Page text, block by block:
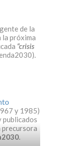
de la
la próxima
“crisis
y 1985)
publicados
precursora
.